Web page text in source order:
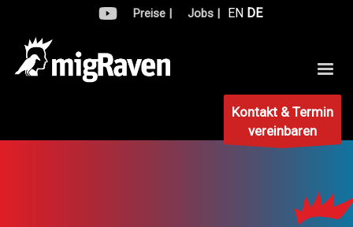
Preise | Jobs | EN DE
Kontakt & Termin
vereinbaren